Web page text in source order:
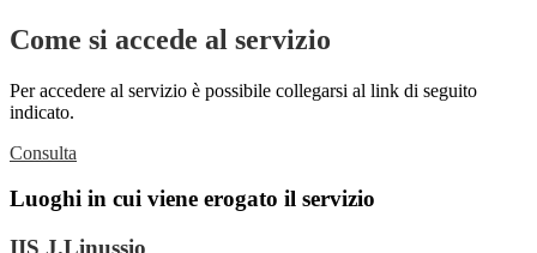
Come si accede al servizio
Per accedere al servizio è possibile collegarsi al link di seguito
indicato.
Consulta
Luoghi in cui viene erogato il servizio
IIS J.Linussio